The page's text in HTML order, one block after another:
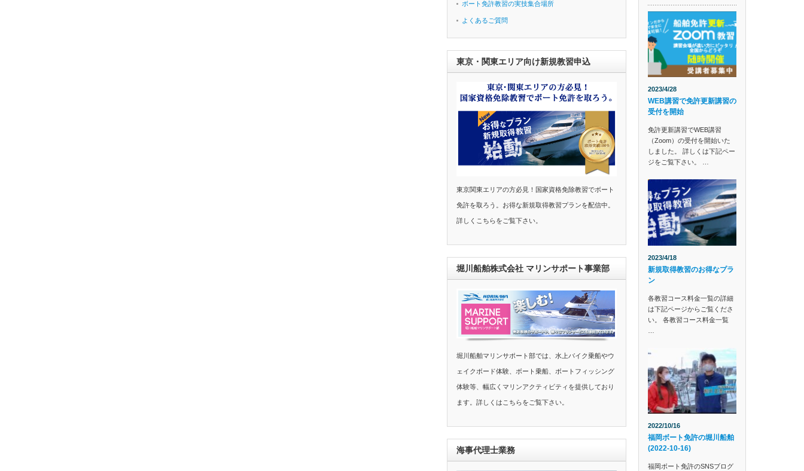
ボート免許教習の実技集合場所
よくあるご質問
東京・関東エリア向け新規教習申込
東京関東エリアの方必見！国家資格免除教習でボート
免許を取ろう。お得な新規取得教習プランを配信中。
詳しくこちらをご覧下さい。
堀川船舶株式会社 マリンサポート事業部
堀川船舶マリンサポート部では、水上バイク乗船やウ
ェイクボード体験、ボート乗船、ボートフィッシング
体験等、幅広くマリンアクティビティを提供しており
ます。詳しくはこちらをご覧下さい。
海事代理士業務
2023/4/28
WEB講習で免許更新講習の
受付を開始
免許更新講習でWEB講習
（Zoom）の受付を開始いた
しました。 詳しくは下記ペー
ジをご覧下さい。 …
2023/4/18
新規取得教習のお得なプラ
ン
各教習コース料金一覧の詳細
は下記ページからご覧くださ
い。 各教習コース料金一覧
2022/10/16
福岡ボート免許の堀川船舶
(2022-10-16)
福岡ボート免許のSNSブログ